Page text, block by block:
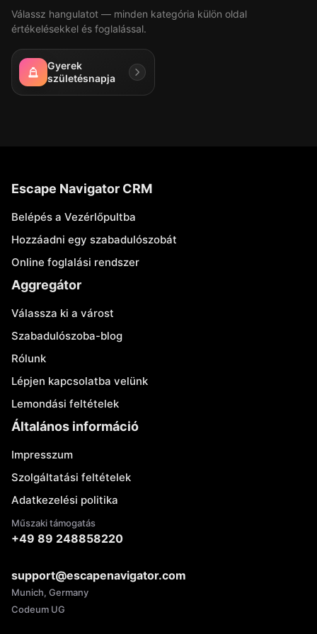
Válassz hangulatot — minden kategória külön oldal
értékelésekkel és foglalással.
Gyerek
születésnapja
Escape Navigator CRM
Belépés a Vezérlőpultba
Hozzáadni egy szabadulószobát
Online foglalási rendszer
Aggregátor
Válassza ki a várost
Szabadulószoba-blog
Rólunk
Lépjen kapcsolatba velünk
Lemondási feltételek
Általános információ
Impresszum
Szolgáltatási feltételek
Adatkezelési politika
Műszaki támogatás
+49 89 248858220
support@escapenavigator.com
Munich, Germany
Codeum UG